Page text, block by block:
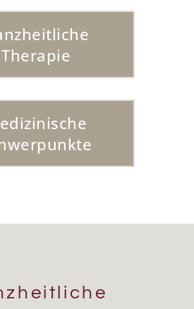
Therapie